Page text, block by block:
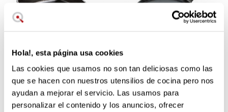
Hola!, esta página usa cookies
Las cookies que usamos no son tan deliciosas como las
que se hacen con nuestros utensilios de cocina pero nos
ayudan a mejorar el servicio. Las usamos para
personalizar el contenido y los anuncios, ofrecer
49,95 €
in stock
Padella quadrata liscia
Lodge
44,95 €
in stock
Griglia per crepes in
ghisa Lodge